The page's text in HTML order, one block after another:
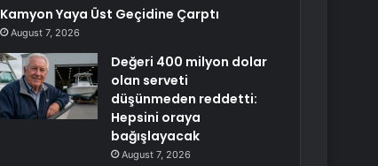
Kamyon Yaya Üst Geçidine Çarptı
August 7, 2026
Değeri 400 milyon dolar
olan serveti
düşünmeden reddetti:
Hepsini oraya
bağışlayacak
August 7, 2026